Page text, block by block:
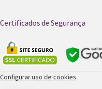
Certificados de Segurança
Configurar uso de cookies